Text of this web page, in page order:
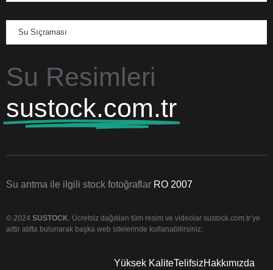
Su Sıçraması
Su Resimleri
sustock.com.tr
Su arıtma ile ilgili stock fotoğraflar RO 2007
© 2024 SUSTOCK. Ücretsiz dağıtılan tüm resim ve videolar sustock.com.tr’ye
aittir atıfta bulunarak başka web sitelerinde kullanabilirsiniz.
Yüksek KaliteTelifsizHakkımızda